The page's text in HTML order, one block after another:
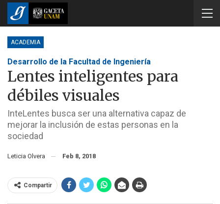
ACADEMIA
Desarrollo de la Facultad de Ingeniería
Lentes inteligentes para
débiles visuales
InteLentes busca ser una alternativa capaz de
mejorar la inclusión de estas personas en la
sociedad
Leticia Olvera Feb 8, 2018
Compartir